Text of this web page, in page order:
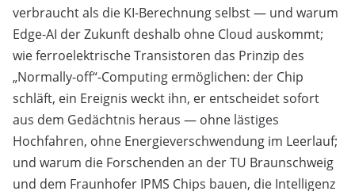
verbraucht als die KI-Berechnung selbst — und warum
Edge-AI der Zukunft deshalb ohne Cloud auskommt;
wie ferroelektrische Transistoren das Prinzip des
„Normally-off“-Computing ermöglichen: der Chip
schläft, ein Ereignis weckt ihn, er entscheidet sofort
aus dem Gedächtnis heraus — ohne lästiges
Hochfahren, ohne Energieverschwendung im Leerlauf;
und warum die Forschenden an der TU Braunschweig
und dem Fraunhofer IPMS Chips bauen, die Intelligenz